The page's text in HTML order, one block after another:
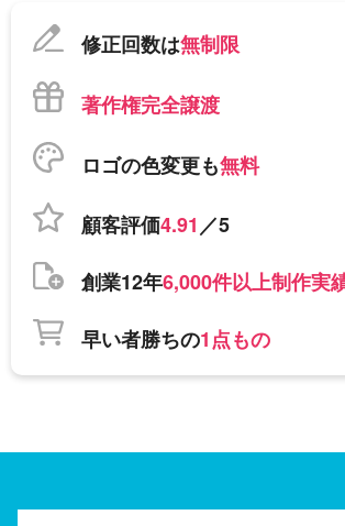
修正回数は無制限
著作権完全譲渡
ロゴの色変更も無料
顧客評価4.91／5
創業12年6,000件以上制作実
早い者勝ちの1点もの